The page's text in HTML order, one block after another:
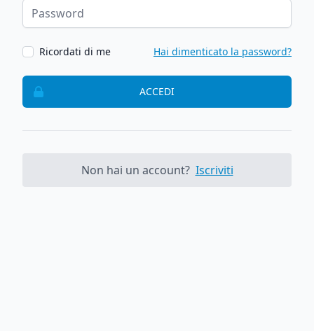
Ricordati di me Hai dimenticato la password?
ACCEDI
Non hai un account? Iscriviti